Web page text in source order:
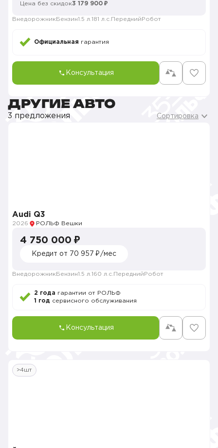
Цена без скидок3 179 900 ₽
Внедорожник Бензин1.5 л. 181 л.с. Передний Робот
Официальная гарантия
Консультация
ДРУГИЕ АВТО
3 предложения Сортировка
Audi Q3
2026 РОЛЬФ Вешки
4 750 000 ₽
Кредит от 70 957 ₽/мес
Внедорожник Бензин1.5 л. 160 л.с. Передний Робот
2 года гарантии от РОЛЬФ
1 год сервисного обслуживания
Консультация
>4шт